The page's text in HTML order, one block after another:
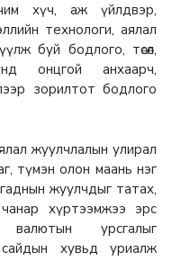
хүч, аж үйлдвэр,
технологи, аялал
буй бодлого, төсөл,
онцгой анхаарч,
зорилтот бодлого
жуулчлалын улирал
түмэн олон маань нэг
жуулчдыг татах,
хүртээмжээ эрс
урсгалыг
сайдын хувьд уриалж